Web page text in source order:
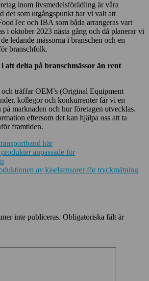
inom livsmedelsförädling är våra
det som utgångspunkt har vi valt att
och IBA som båda arrangeras vart
i oktober 2023 nästa gång och då planerar vi
ledande mässorna i branschen och en
branschfolk.
att delta på branschmässor än rent
träffar OEM’s (Original Equipment
kollegor och konkurrenter får vi en
marknaden och hur företagen utvecklas.
eftersom det kan hjälpa oss att ta
framtiden.
här
anpassade för
av kiselsensorer för tryckmätning
inte publiceras. Obligatoriska fält är